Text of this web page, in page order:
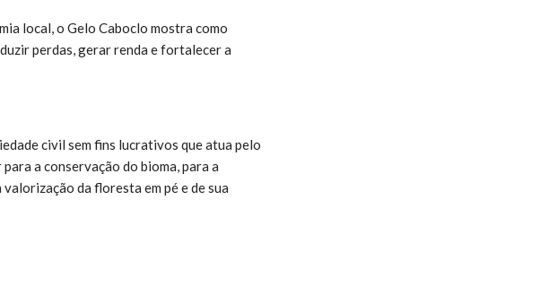
local, o Gelo Caboclo mostra como
perdas, gerar renda e fortalecer a
civil sem fins lucrativos que atua pelo
a conservação do bioma, para a
da floresta em pé e de sua